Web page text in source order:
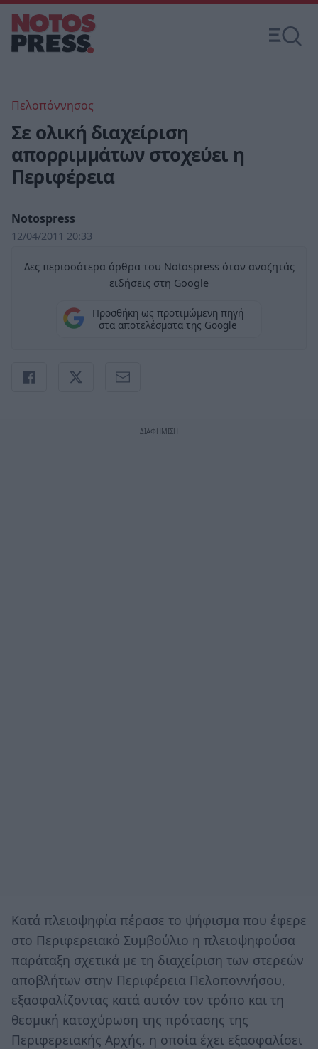
Πελοπόννησος
Σε ολική διαχείριση
απορριμμάτων στοχεύει η
Περιφέρεια
Notospress
12/04/2011 20:33
Δες περισσότερα άρθρα του Notospress όταν αναζητάς
ειδήσεις στη Google
Προσθήκη ως προτιμώμενη πηγή
στα αποτελέσματα της Google
Κατά πλειοψηφία πέρασε το ψήφισμα που έφερε
στο Περιφερειακό Συμβούλιο η πλειοψηφούσα
παράταξη σχετικά με τη διαχείριση των στερεών
αποβλήτων στην Περιφέρεια Πελοποννήσου,
εξασφαλίζοντας κατά αυτόν τον τρόπο και τη
θεσμική κατοχύρωση της πρότασης της
Περιφερειακής Αρχής, η οποία έχει εξασφαλίσει